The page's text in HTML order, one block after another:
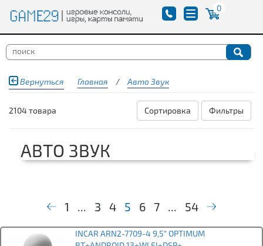
0
Вернуться Главная / Авто Звук
2104 товара Фильтры
Сортировка
АВТО ЗВУК
1 ... 3 4 5 6 7 ... 54
INCAR ARN2-7709-4 9,5" OPTIMUM